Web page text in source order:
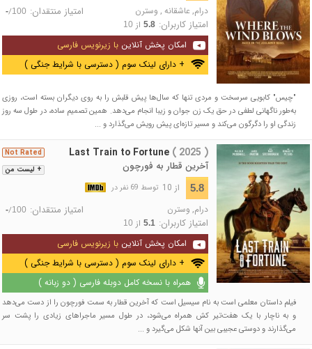
درام, عاشقانه , وسترن امتیاز منتقدان: -/100
امتیاز کاربران: 5.8از 10
امکان پخش آنلاین با زیرنویس فارسی
+ دارای لینک سوم ( دسترسی با شرایط جنگی )
"چیس" کابویی سرسخت و مردی تنها که سال‌ها پیش قلبش را به روی دیگران بسته است، روزی
به‌طور ناگهانی لطفی در حق یک زن جوان و زیبا انجام می‌دهد. همین تصمیم ساده، در طول سه روز
زندگی او را دگرگون می‌کند و مسیر تازه‌ای پیش رویش می‌گذارد و ...
+ لیست من
Not Rated Last Train to Fortune ( 2025 )
آخرین قطار به فورچون
5.8 از 10 توسط 69 نفر در
درام, وسترن امتیاز منتقدان: -/100
امتیاز کاربران: 5.1از 10
امکان پخش آنلاین با زیرنویس فارسی
+ دارای لینک سوم ( دسترسی با شرایط جنگی )
همراه با نسخه کامل دوبله فارسی ( دو زبانه )
فیلم داستان معلمی است به نام سیسیل است که آخرین قطار به سمت فورچون را از دست می‌دهد
و به ناچار با یک هفت‌تیر کش همراه می‌شود، در طول مسیر ماجراهای زیادی را پشت سر
می‌گذارند و دوستی عجیبی بین آنها شکل می‎‌گیرد و ...